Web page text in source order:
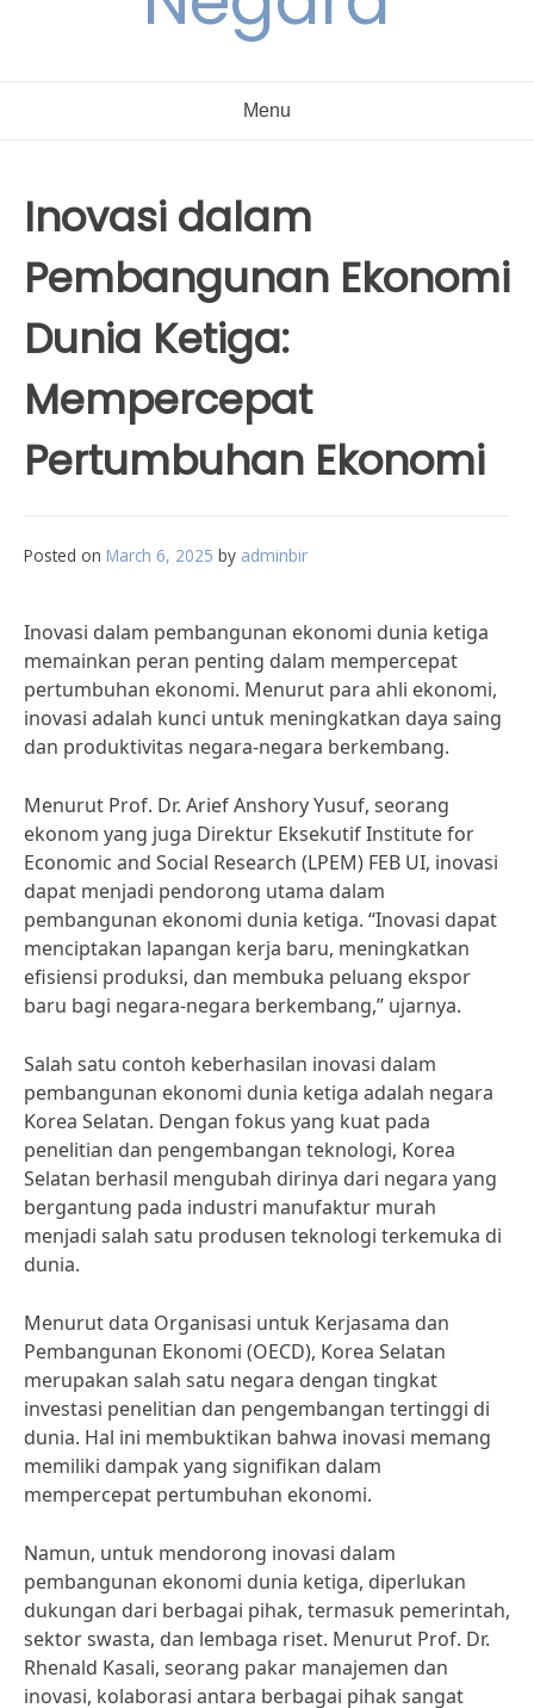
Menu
Inovasi dalam
Pembangunan Ekonomi
Dunia Ketiga:
Mempercepat
Pertumbuhan Ekonomi
Posted on March 6, 2025 by adminbir
Inovasi dalam pembangunan ekonomi dunia ketiga
memainkan peran penting dalam mempercepat
pertumbuhan ekonomi. Menurut para ahli ekonomi,
inovasi adalah kunci untuk meningkatkan daya saing
dan produktivitas negara-negara berkembang.
Menurut Prof. Dr. Arief Anshory Yusuf, seorang
ekonom yang juga Direktur Eksekutif Institute for
Economic and Social Research (LPEM) FEB UI, inovasi
dapat menjadi pendorong utama dalam
pembangunan ekonomi dunia ketiga. “Inovasi dapat
menciptakan lapangan kerja baru, meningkatkan
efisiensi produksi, dan membuka peluang ekspor
baru bagi negara-negara berkembang,” ujarnya.
Salah satu contoh keberhasilan inovasi dalam
pembangunan ekonomi dunia ketiga adalah negara
Korea Selatan. Dengan fokus yang kuat pada
penelitian dan pengembangan teknologi, Korea
Selatan berhasil mengubah dirinya dari negara yang
bergantung pada industri manufaktur murah
menjadi salah satu produsen teknologi terkemuka di
dunia.
Menurut data Organisasi untuk Kerjasama dan
Pembangunan Ekonomi (OECD), Korea Selatan
merupakan salah satu negara dengan tingkat
investasi penelitian dan pengembangan tertinggi di
dunia. Hal ini membuktikan bahwa inovasi memang
memiliki dampak yang signifikan dalam
mempercepat pertumbuhan ekonomi.
Namun, untuk mendorong inovasi dalam
pembangunan ekonomi dunia ketiga, diperlukan
dukungan dari berbagai pihak, termasuk pemerintah,
sektor swasta, dan lembaga riset. Menurut Prof. Dr.
Rhenald Kasali, seorang pakar manajemen dan
inovasi, kolaborasi antara berbagai pihak sangat